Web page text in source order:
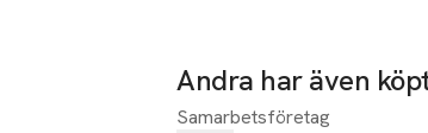
Andra har även
Hoppa över bildspelet
Samarbetsföretag